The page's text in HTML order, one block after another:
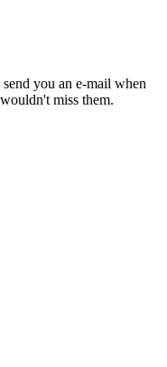
you an e-mail when
miss them.